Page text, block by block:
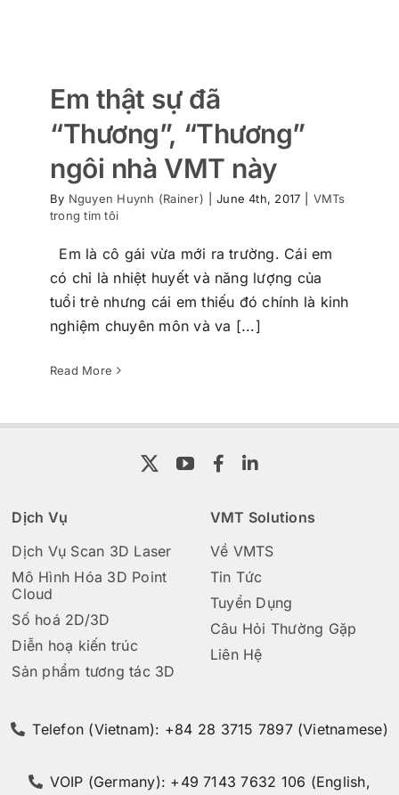
Em thật sự đã
“Thương”, “Thương”
ngôi nhà VMT này
By Nguyen Huynh (Rainer) June 4th, 2017
VMTs
trong tim tôi
Em là cô gái vừa mới ra trường. Cái em
có chỉ là nhiệt huyết và năng lượng của
tuổi trẻ nhưng cái em thiếu đó chính là kinh
nghiệm chuyên môn và va [...]
Read More
Dịch Vụ
Dịch Vụ Scan 3D Laser
Mô Hình Hóa 3D Point
Cloud
Số hoá 2D/3D
Diễn hoạ kiến trúc
Sản phẩm tương tác 3D
VMT Solutions
Về VMTS
Tin Tức
Tuyển Dụng
Câu Hỏi Thường Gặp
Liên Hệ
Telefon (Vietnam): +84 28 3715 7897 (Vietnamese)
VOIP (Germany): +49 7143 7632 106 (English,